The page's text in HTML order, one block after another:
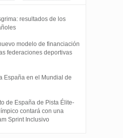
resultados de los
modelo de financiación
federaciones deportivas
España en el Mundial de
de España de Pista Élite-
contará con una
Sprint Inclusivo